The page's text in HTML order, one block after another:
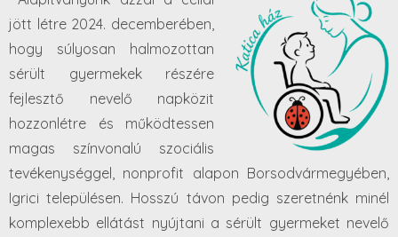
jött létre 2024. decemberében,
hogy súlyosan halmozottan
sérült gyermekek részére
fejlesztő nevelő napközit
hozzonlétre és működtessen
magas színvonalú szociális
tevékenységgel, nonprofit alapon Borsodvármegyében,
Igrici településen. Hosszú távon pedig szeretnénk minél
komplexebb ellátást nyújtani a sérült gyermeket nevelő